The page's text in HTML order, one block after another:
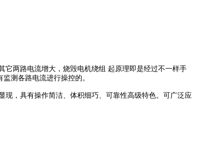
两路电流增大，烧毁电机绕组 起原理即是经过不一样手
测各路电流进行操控的。
，具有操作简洁、体积细巧、可靠性高级特色。可广泛应